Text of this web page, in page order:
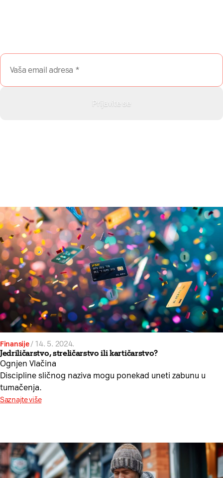
Finansije/ 14. 5. 2024.
Jedriličarstvo, streličarstvo ili kartičarstvo?
Ognjen Vlačina
Discipline sličnog naziva mogu ponekad uneti zabunu u
tumačenja.
Saznajte više